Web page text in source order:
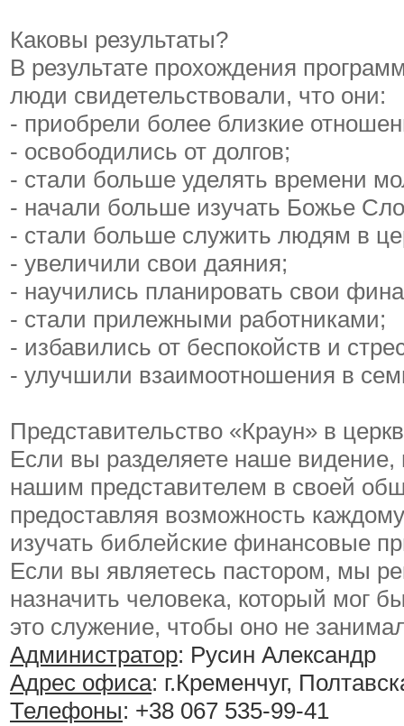
Каковы результаты?
В результате прохождения
люди свидетельствовали, что они:
- приобрели более близкие
- освободились от долгов;
- стали больше уделять времени
- начали больше изучать Божье
- стали больше служить людям в
- увеличили свои даяния;
- научились планировать свои
- стали прилежными работниками;
- избавились от беспокойств и
- улучшили взаимоотношения в
Представительство «Краун» в
Если вы разделяете наше видение,
нашим представителем в своей
предоставляя возможность
изучать библейские финансовые
Если вы являетесь пастором, мы
назначить человека, который мог
это служение, чтобы оно не
Администратор: Русин Александр
Адрес офиса: г.Кременчуг,
Телефоны: +38 067 535-99-41